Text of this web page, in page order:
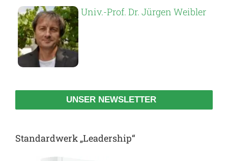
Univ.-Prof. Dr. Jürgen Weibler
UNSER NEWSLETTER
Standardwerk „Leadership“